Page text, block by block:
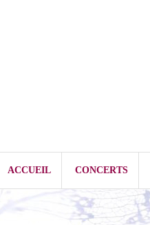
ACCUEIL CONCERTS